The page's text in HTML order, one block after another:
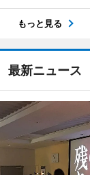
もっと見る
最新ニュース